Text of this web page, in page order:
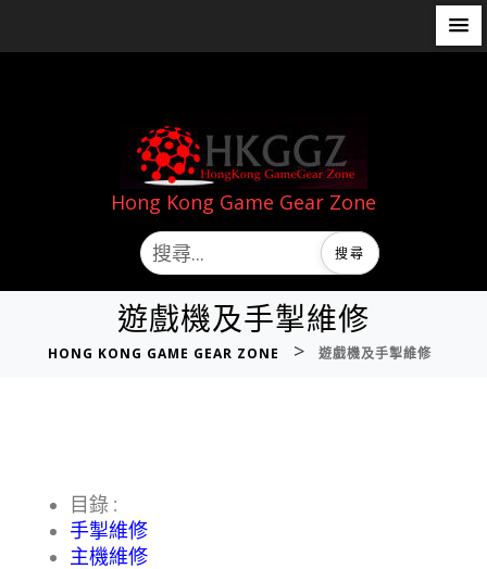
Hong Kong Game Gear Zone
遊戲機及手掣維修
HONG KONG GAME GEAR ZONE > 遊戲機及手掣維修
目錄 :
手掣維修
主機維修